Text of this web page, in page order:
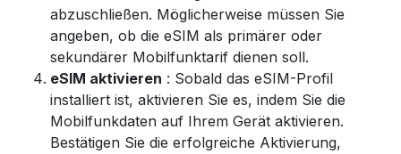
abzuschließen. Möglicherweise müssen Sie
angeben, ob die eSIM als primärer oder
sekundärer Mobilfunktarif dienen soll.
eSIM aktivieren : Sobald das eSIM-Profil
installiert ist, aktivieren Sie es, indem Sie die
Mobilfunkdaten auf Ihrem Gerät aktivieren.
Bestätigen Sie die erfolgreiche Aktivierung,